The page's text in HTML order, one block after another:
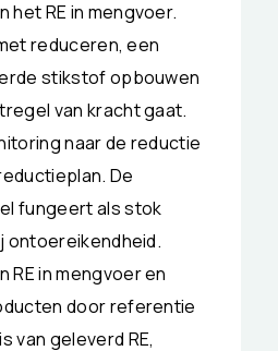
het RE in mengvoer.
reduceren, een
stikstof opbouwen
van kracht gaat.
naar de reductie
De
fungeert als stok
ontoereikendheid.
RE in mengvoer en
door referentie
van geleverd RE,